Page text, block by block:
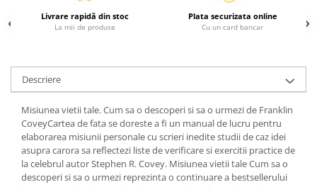
Literatura si fictiune
Povesti pentru copii
Dictionare si enciclopedii
Atlase
Atlase, dictionare si enciclopedii
Dictionare de limba romana
Dictionare tematice
Enciclopedii
Diete si fitness
Livrare rapidă din stoc
La mii de produse
Plata securizata online
Cu un card bancar
Descriere
Misiunea vietii tale. Cum sa o descoperi si sa o urmezi de Franklin
CoveyCartea de fata se doreste a fi un manual de lucru pentru
elaborarea misiunii personale cu scrieri inedite studii de caz idei
asupra carora sa reflectezi liste de verificare si exercitii practice de
la celebrul autor Stephen R. Covey. Misiunea vietii tale Cum sa o
descoperi si sa o urmezi reprezinta o continuare a bestsellerului